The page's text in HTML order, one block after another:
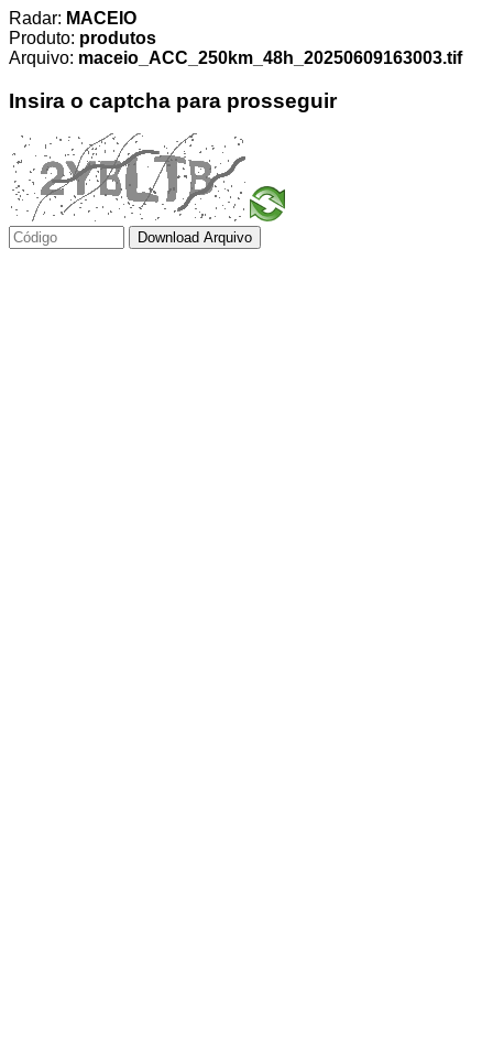
Radar: MACEIO
Produto: produtos
Arquivo: maceio_ACC_250km_48h_20250609163003.tif
Insira o captcha para prosseguir